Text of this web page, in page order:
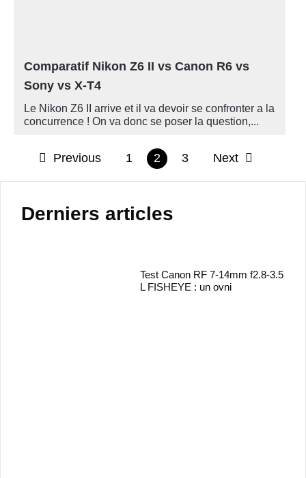
Comparatif Nikon Z6 II vs Canon R6 vs
Sony vs X-T4
Le Nikon Z6 II arrive et il va devoir se confronter a la
concurrence ! On va donc se poser la question,...
Previous 1 2 3 Next
Derniers articles
Test Canon RF 7-14mm f2.8-3.5
L FISHEYE : un ovni